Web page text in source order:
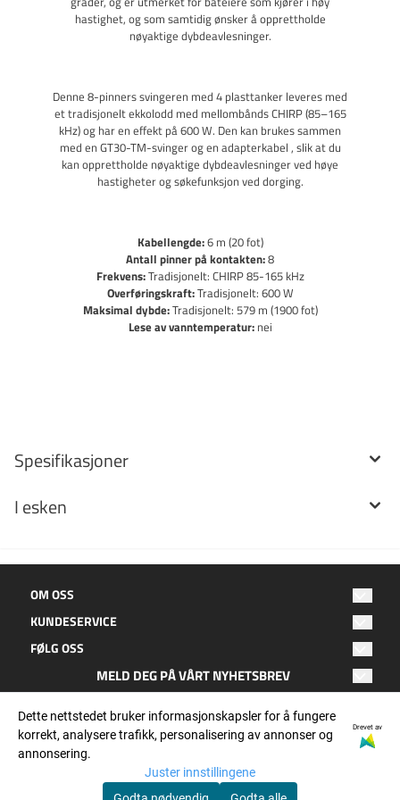
hastighet, og som samtidig ønsker å opprettholde
nøyaktige dybdeavlesninger.
Denne 8-pinners svingeren med 4 plasttanker leveres med
et tradisjonelt ekkolodd med mellombånds CHIRP (85–165
kHz) og har en effekt på 600 W. Den kan brukes sammen
med en GT30-TM-svinger og en adapterkabel , slik at du
kan opprettholde nøyaktige dybdeavlesninger ved høye
hastigheter og søkefunksjon ved dorging.
Kabellengde:6 m (20 fot)
Antall pinner på kontakten:8
Frekvens:Tradisjonelt: CHIRP 85-165 kHz
Overføringskraft:Tradisjonelt: 600 W
Maksimal dybde:Tradisjonelt: 579 m (1900 fot)
Lese av vanntemperatur:nei
Spesifikasjoner
I esken
OM OSS
Oktan Fritid
Hagebyen 2
8050 Tverlandet
Bodø
Epost: post@oktanfritid.no
Telefon: 755 25 900
orgnr: 932 540 266
KUNDESERVICE
Salgsbetingelser
Kontakt oss
Personvern
OKTAN nytt
FØLG OSS
Instagram
MELD DEG PÅ VÅRT NYHETSBREV
E-post
ABBONER
Dette nettstedet bruker informasjonskapsler for å fungere
korrekt, analysere trafikk, personalisering av annonser og
annonsering.
Drevet av
Juster innstillingene